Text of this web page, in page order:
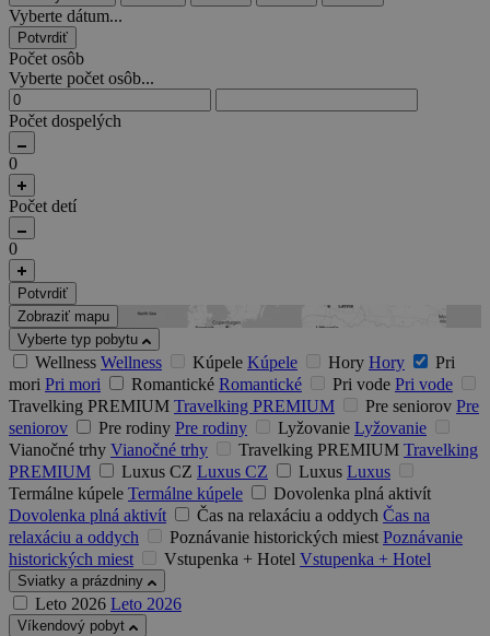
Vyberte dátum...
Potvrdiť
Počet osôb
Vyberte počet osôb...
Počet dospelých
0
Počet detí
0
Potvrdiť
Zobraziť mapu
Vyberte typ pobytu
Wellness Wellness Kúpele Kúpele Hory Hory
Pri
mori Pri mori Romantické Romantické Pri vode Pri vode
Travelking PREMIUM Travelking PREMIUM Pre seniorov Pre
seniorov
Pre rodiny Pre rodiny Lyžovanie Lyžovanie
Vianočné trhy Vianočné trhy Travelking PREMIUM Travelking
PREMIUM
Luxus CZ Luxus CZ Luxus Luxus
Termálne kúpele Termálne kúpele
Dovolenka plná aktivít
Dovolenka plná aktivít
Čas na relaxáciu a oddych Čas na
relaxáciu a oddych
Poznávanie historických miest Poznávanie
historických miest
Vstupenka + Hotel Vstupenka + Hotel
Sviatky a prázdniny
Leto 2026 Leto 2026
Víkendový pobyt